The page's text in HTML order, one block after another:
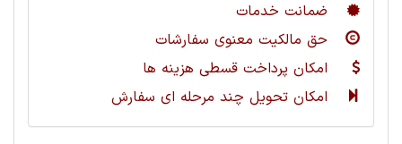
ضمانت خدمات
حق مالکیت معنوی سفارشات
امکان پرداخت قسطی هزینه ها
امکان تحویل چند مرحله ای سفارش